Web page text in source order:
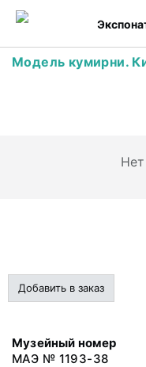
Модель кумирни.
Добавить в заказ
Музейный номер
МАЭ № 1193-38